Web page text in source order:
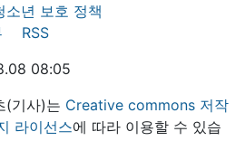
소년 보호 정책
RSS
08:05
(기사)는 Creative commons 저작
라이선스에 따라 이용할 수 있습